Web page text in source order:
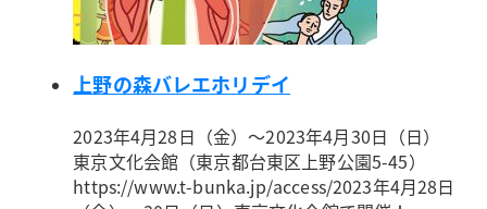
上野の森バレエホリデイ
2023年4月28日（金）～2023年4月30日（日）
東京文化会館（東京都台東区上野公園5-45）
https://www.t-bunka.jp/access/2023年4月28日